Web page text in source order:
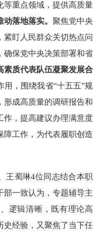
等重点领域，提供高质量
动落地落实。聚焦党中央
紧盯人民群众关切热点问
确保党中央决策部署和省
素质代表队伍凝聚发展合
用，围绕我省“十五五”规
形成高质量的调研报告和
作，提高建议办理满意度
障工作，为代表履职创造
王蜀琳4位同志结合本职
部一致认为，专题辅导主
逻辑清晰，既有理论高
史经验，又聚焦了当下任